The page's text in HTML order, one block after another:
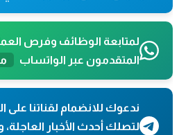
لمتابعة الوظائف وفرص
المتقدمون عبر الواتساب
ندعوك للانضمام لقناتنا على
لتصلك أحدث الأخبار